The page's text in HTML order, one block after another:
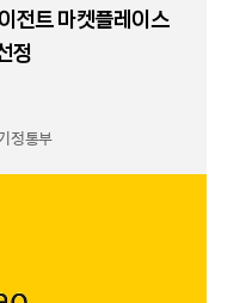
전트 마켓플레이스
정
정통부